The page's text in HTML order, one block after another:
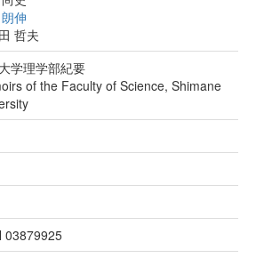
伸
哲夫
学理学部紀要
of the Faculty of Science, Shimane
03879925